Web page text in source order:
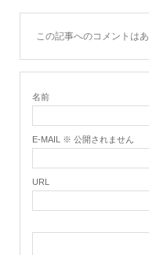
この記事へのコメントはあ
名前
E-MAIL ※ 公開されません
URL